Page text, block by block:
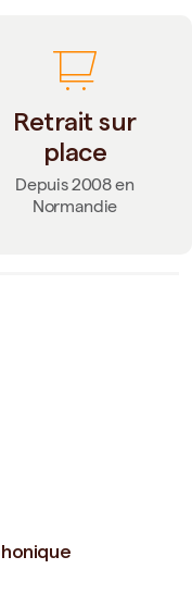
Retrait sur
place
Depuis 2008 en
Normandie